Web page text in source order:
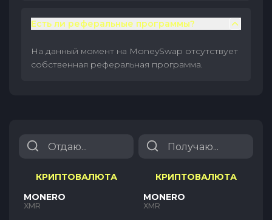
Есть ли реферальные программы?
На данный момент на MoneySwap отсутствует
собственная реферальная программа.
КРИПТОВАЛЮТА
MONERO
XMR
КРИПТОВАЛЮТА
MONERO
XMR